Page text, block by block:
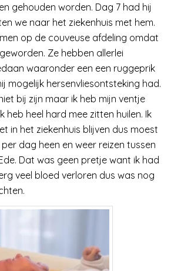
gehouden worden. Dag 7 had hij
we naar het ziekenhuis met hem.
op de couveuse afdeling omdat
Ze hebben allerlei
waaronder een een ruggeprik
mogelijk hersenvliesontsteking had.
bij zijn maar ik heb mijn ventje
heb heel hard mee zitten huilen. Ik
in het ziekenhuis blijven dus moest
dag heen en weer reizen tussen
Dat was geen pretje want ik had
veel bloed verloren dus was nog